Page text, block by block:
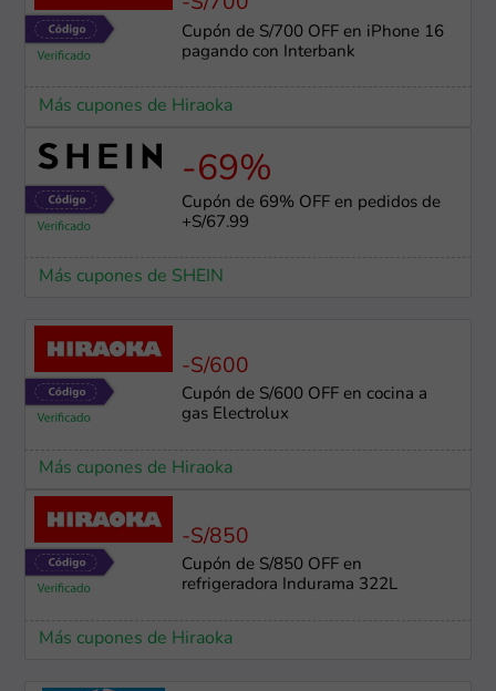
-S/700
Cupón de S/700 OFF en iPhone 16
pagando con Interbank
Más cupones de Hiraoka
-69%
Cupón de 69% OFF en pedidos de
+S/67.99
Más cupones de SHEIN
-S/600
Cupón de S/600 OFF en cocina a
gas Electrolux
Más cupones de Hiraoka
-S/850
Cupón de S/850 OFF en
refrigeradora Indurama 322L
Más cupones de Hiraoka